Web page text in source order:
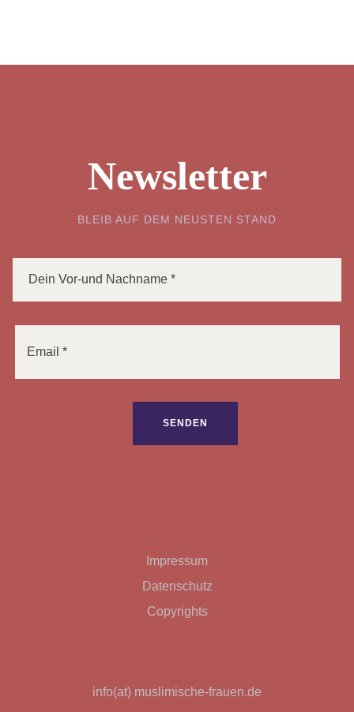
Newsletter
BLEIB AUF DEM NEUSTEN STAND
Impressum
Datenschutz
Copyrights
info(at) muslimische-frauen.de